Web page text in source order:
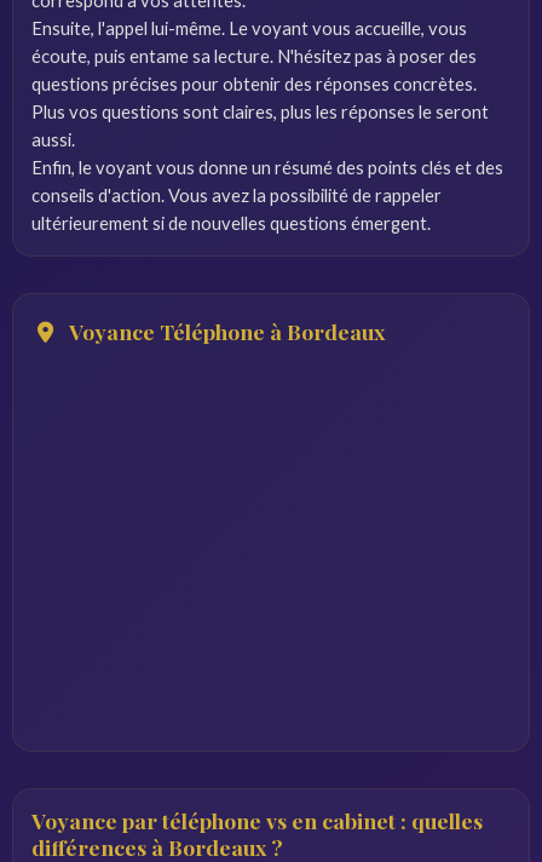
Ensuite, l'appel lui-même. Le voyant vous accueille, vous
écoute, puis entame sa lecture. N'hésitez pas à poser des
questions précises pour obtenir des réponses concrètes.
Plus vos questions sont claires, plus les réponses le seront
aussi.
Enfin, le voyant vous donne un résumé des points clés et des
conseils d'action. Vous avez la possibilité de rappeler
ultérieurement si de nouvelles questions émergent.
Voyance Téléphone à Bordeaux
Voyance par téléphone vs en cabinet : quelles
différences à Bordeaux ?